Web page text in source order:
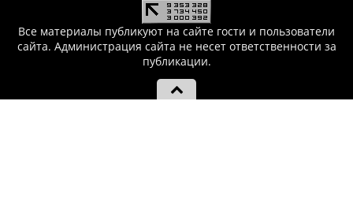
Все материалы публикуют на сайте гости и пользователи
сайта. Администрация сайта не несет ответственности за
публикации.